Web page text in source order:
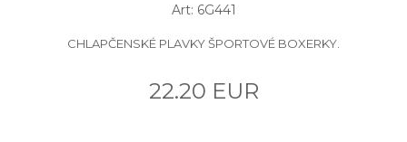
Art: 6G441
CHLAPČENSKÉ PLAVKY ŠPORTOVÉ BOXERKY.
22.20 EUR